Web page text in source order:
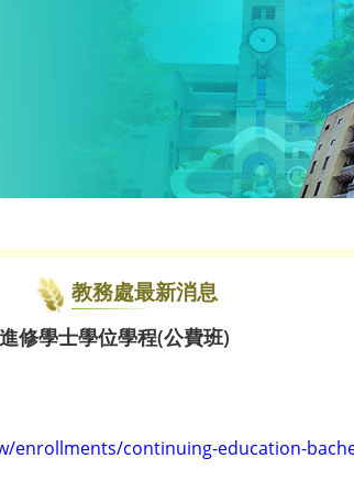
教務處最新消息
修學士學位學程(公費班)
enrollments/continuing-education-